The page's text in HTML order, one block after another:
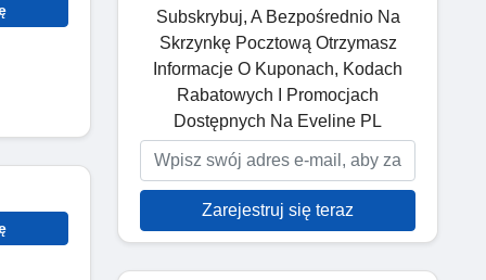
Subskrybuj, A Bezpośrednio Na
Skrzynkę Pocztową Otrzymasz
Informacje O Kuponach, Kodach
Rabatowych I Promocjach
Dostępnych Na Eveline PL
Zarejestruj się teraz